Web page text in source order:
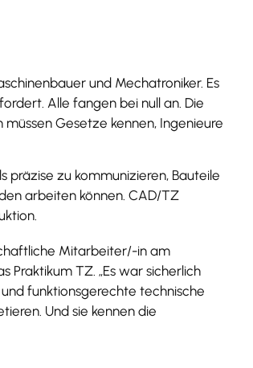
und Mechatroniker. Es
Alle fangen bei null an. Die
Gesetze kennen, Ingenieure
präzise zu kommunizieren, Bauteile
arbeiten können. CAD/TZ
Mitarbeiter/-in am
Praktikum TZ. „Es war sicherlich
funktionsgerechte technische
Und sie kennen die